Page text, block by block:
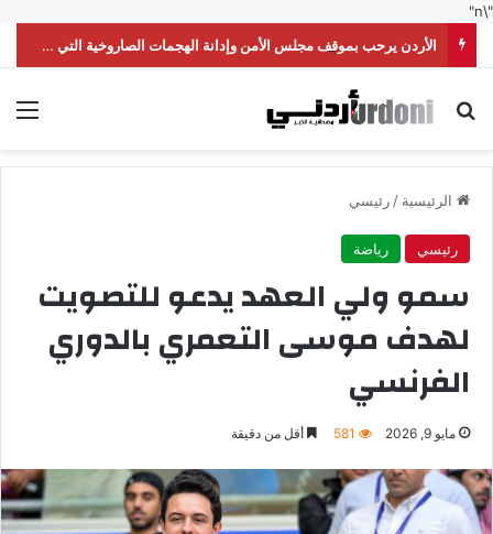
"\n"
الأردن يرحب بموقف مجلس الأمن وإدانة الهجمات الصاروخية التي شنّتها ميليشيا الحوثي على السعودية
بحث عن
الرئيسية /رئيسي
رئيسي رياضة
سمو ولي العهد يدعو للتصويت
لهدف موسى التعمري بالدوري
الفرنسي
مايو 9, 2026 581 أقل من دقيقة